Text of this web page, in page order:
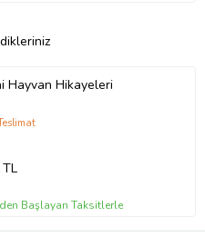
Hayvan Hikayeleri
Başlayan Taksitlerle